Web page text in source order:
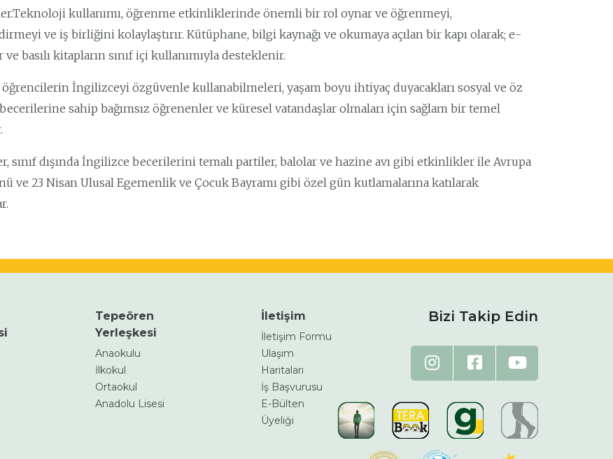
kullanımı, öğrenme etkinliklerinde önemli bir rol oynar ve öğrenmeyi,
ve iş birliğini kolaylaştırır. Kütüphane, bilgi kaynağı ve okumaya açılan bir kapı olarak; e-
basılı kitapların sınıf içi kullanımıyla desteklenir.
öğrencilerin İngilizceyi özgüvenle kullanabilmeleri, yaşam boyu ihtiyaç duyacakları sosyal ve öz
sahip bağımsız öğrenenler ve küresel vatandaşlar olmaları için sağlam bir temel
sınıf dışında İngilizce becerilerini temalı partiler, balolar ve hazine avı gibi etkinlikler ile Avrupa
ve 23 Nisan Ulusal Egemenlik ve Çocuk Bayramı gibi özel gün kutlamalarına katılarak
Tepeören
Yerleşkesi
Anaokulu
İlkokul
Ortaokul
Anadolu Lisesi
İletişim
İletişim Formu
Ulaşım
Haritaları
İş Başvurusu
E-Bülten
Üyeliği
Bizi Takip Edin